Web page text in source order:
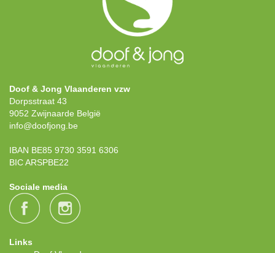
Doof & Jong Vlaanderen vzw
Dorpsstraat 43
9052 Zwijnaarde België
info@doofjong.be
IBAN BE85 9730 3591 6306
BIC ARSPBE22
Sociale media
Links